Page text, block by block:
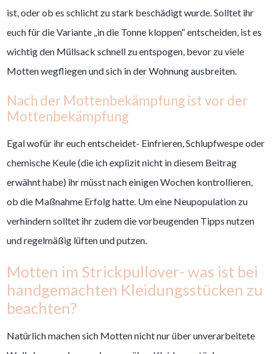
ist, oder ob es schlicht zu stark beschädigt wurde. Solltet ihr
euch für die Variante „in die Tonne kloppen“ entscheiden, ist es
wichtig den Müllsack schnell zu entspogen, bevor zu viele
Motten wegfliegen und sich in der Wohnung ausbreiten.
Nach der Mottenbekämpfung ist vor der
Mottenbekämpfung
Egal wofür ihr euch entscheidet- Einfrieren, Schlupfwespe oder
chemische Keule (die ich explizit nicht in diesem Beitrag
erwähnt habe) ihr müsst nach einigen Wochen kontrollieren,
ob die Maßnahme Erfolg hatte. Um eine Neupopulation zu
verhindern solltet ihr zudem die vorbeugenden Tipps nutzen
und regelmäßig lüften und putzen.
Motten im Strickpullover- was ist bei
handgemachten Kleidungsstücken zu
beachten?
Natürlich machen sich Motten nicht nur über unverarbeitete